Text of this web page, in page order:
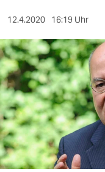
sport
berlin
nord
wahrheit
verlag
12.4.2020 16:19 Uhr